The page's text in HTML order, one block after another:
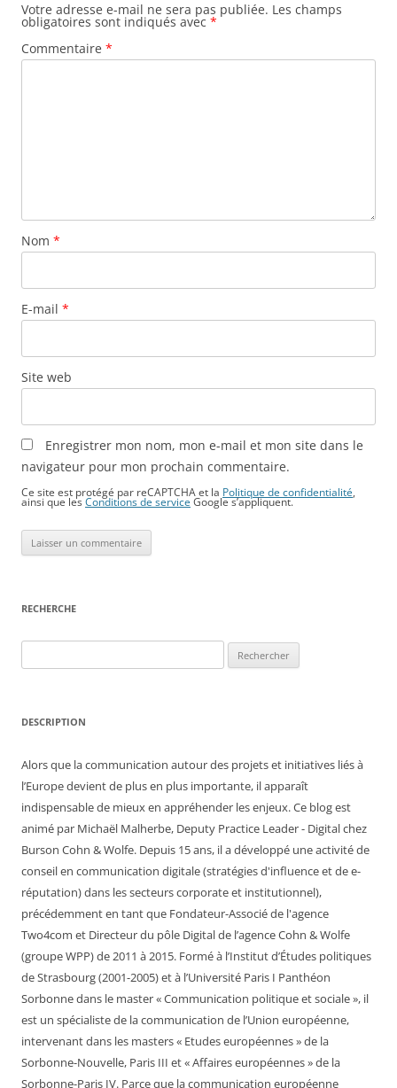
Votre adresse e-mail ne sera pas publiée. Les champs
obligatoires sont indiqués avec *
Commentaire *
Nom *
E-mail *
Site web
Enregistrer mon nom, mon e-mail et mon site dans le
navigateur pour mon prochain commentaire.
Ce site est protégé par reCAPTCHA et la Politique de confidentialité
ainsi que lesConditions de service Google s’appliquent.
RECHERCHE
DESCRIPTION
Alors que la communication autour des projets et initiatives liés à
l’Europe devient de plus en plus importante, il apparaît
indispensable de mieux en appréhender les enjeux. Ce blog est
animé par Michaël Malherbe, Deputy Practice Leader - Digital chez
Burson Cohn & Wolfe. Depuis 15 ans, il a développé une activité de
conseil en communication digitale (stratégies d'influence et de e-
réputation) dans les secteurs corporate et institutionnel),
précédemment en tant que Fondateur-Associé de l'agence
Two4com et Directeur du pôle Digital de l’agence Cohn & Wolfe
(groupe WPP) de 2011 à 2015. Formé à l’Institut d’Études politiques
de Strasbourg (2001-2005) et à l’Université Paris I Panthéon
Sorbonne dans le master « Communication politique et sociale », il
est un spécialiste de la communication de l’Union européenne,
intervenant dans les masters « Etudes européennes » de la
Sorbonne-Nouvelle, Paris III et « Affaires européennes » de la
Sorbonne-Paris IV. Parce que la communication européenne